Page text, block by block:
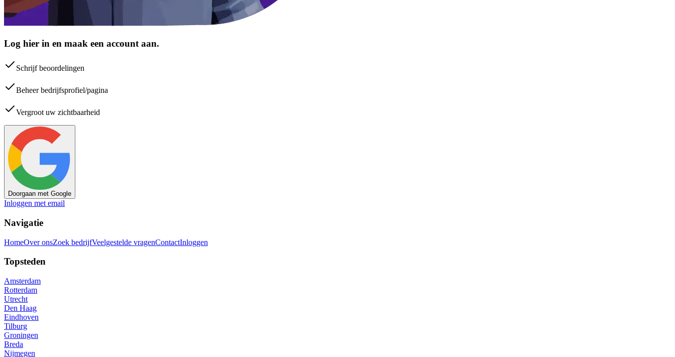
Log hier in en maak een account aan.
Schrijf beoordelingen
Beheer bedrijfsprofiel/pagina
Vergroot uw zichtbaarheid
Doorgaan met Google
Inloggen met email
Navigatie
HomeOver onsZoek bedrijfVeelgestelde vragenContactInloggen
Topsteden
Amsterdam
Rotterdam
Utrecht
Den Haag
Eindhoven
Tilburg
Groningen
Breda
Nijmegen